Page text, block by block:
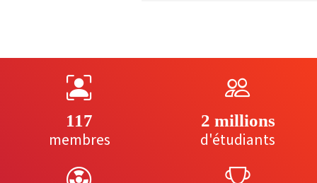
117
membres
2 millions
d'étudiants